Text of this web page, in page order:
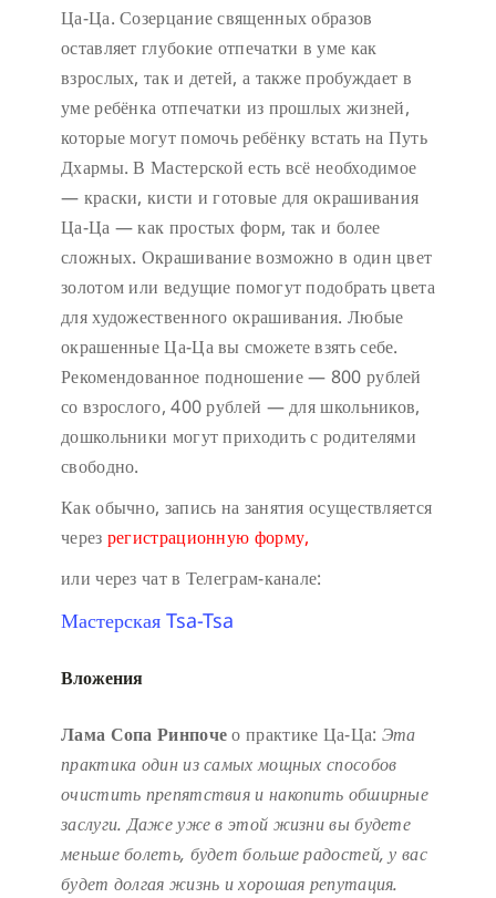
Ца-Ца. Созерцание священных образов
оставляет глубокие отпечатки в уме как
взрослых, так и детей, а также пробуждает в
уме ребёнка отпечатки из прошлых жизней,
которые могут помочь ребёнку встать на Путь
Дхармы. В Мастерской есть всё необходимое
— краски, кисти и готовые для окрашивания
Ца-Ца — как простых форм, так и более
сложных. Окрашивание возможно в один цвет
золотом или ведущие помогут подобрать цвета
для художественного окрашивания. Любые
окрашенные Ца-Ца вы сможете взять себе.
Рекомендованное подношение — 800 рублей
со взрослого, 400 рублей — для школьников,
дошкольники могут приходить с родителями
свободно.
Как обычно, запись на занятия осуществляется
через регистрационную форму,
или через чат в Телеграм-канале:
Мастерская Tsa-Tsa
Вложения
Лама Сопа Ринпочео практике Ца-Ца: Эта
практика один из самых мощных способов
очистить препятствия и накопить обширные
заслуги. Даже уже в этой жизни вы будете
меньше болеть, будет больше радостей, у вас
будет долгая жизнь и хорошая репутация.